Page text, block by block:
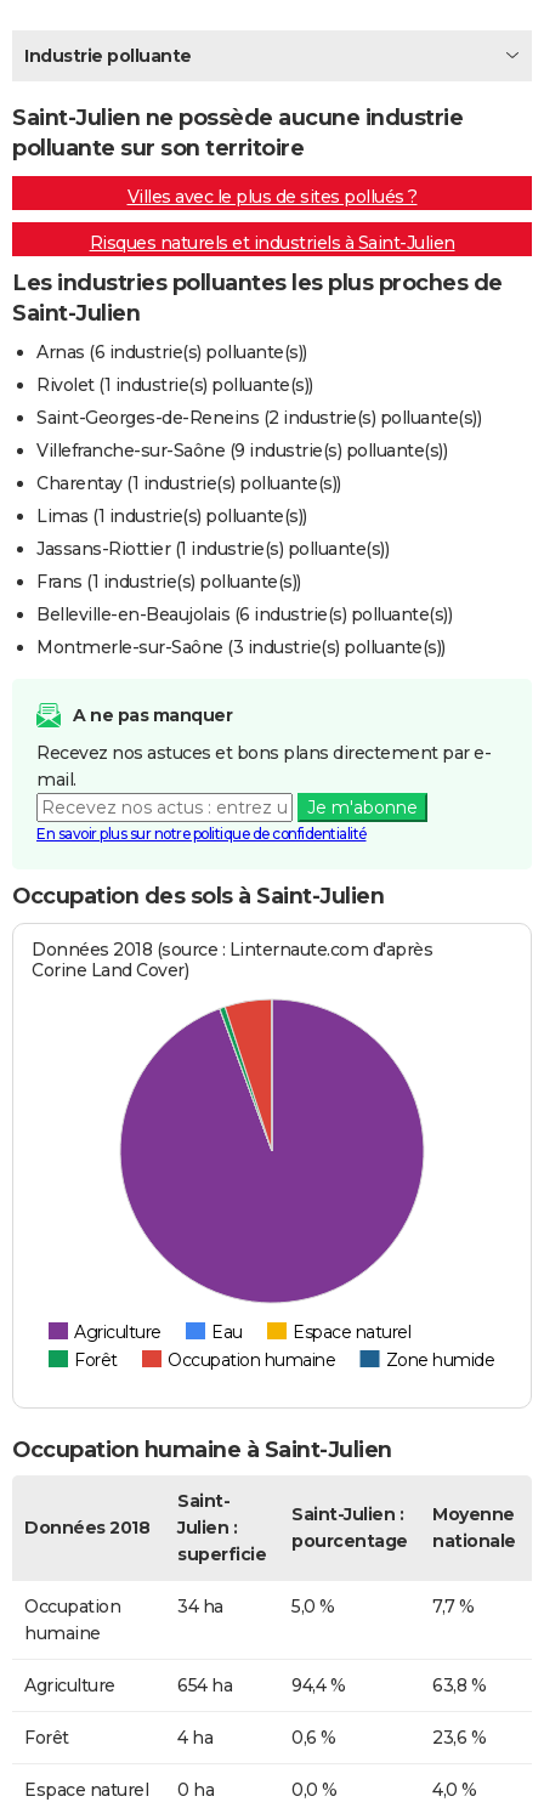
BONS PLANS
CARTE DE VOEUX
Carte de Noël
Carte Bonne année
Carte Saint-Valentin
Carte Pâques
Carte d'anniversaire
DICTIONNAIRE
Dictionnaire
Biographies
Citations
Expressions
Proverbes
PROGRAMME TV
COPAINS D'AVANT
Se connecter
Entreprises
Service militaire
Avis de recherche
AVIS DE DÉCÈS
FORUM
Industrie polluante
Saint-Julien ne possède aucune industrie
polluante sur son territoire
Villes avec le plus de sites pollués ?
Risques naturels et industriels à Saint-Julien
Les industries polluantes les plus proches de
Saint-Julien
Arnas (6 industrie(s) polluante(s))
Rivolet (1 industrie(s) polluante(s))
Saint-Georges-de-Reneins (2 industrie(s) polluante(s))
Villefranche-sur-Saône (9 industrie(s) polluante(s))
Charentay (1 industrie(s) polluante(s))
Limas (1 industrie(s) polluante(s))
Jassans-Riottier (1 industrie(s) polluante(s))
Frans (1 industrie(s) polluante(s))
Belleville-en-Beaujolais (6 industrie(s) polluante(s))
Montmerle-sur-Saône (3 industrie(s) polluante(s))
A ne pas manquer
Recevez nos astuces et bons plans directement par e-
mail.
Je m'abonne
En savoir plus sur notre politique de confidentialité
Occupation des sols à Saint-Julien
Données 2018 (source : Linternaute.com d'après
Corine Land Cover)
Agriculture Eau
Espace naturel
Forêt
Occupation humaine Zone humide
Occupation humaine à Saint-Julien
Données 2018
Saint-
Julien :
superficie
Saint-Julien :
pourcentage
Moyenne
nationale
Occupation
humaine
34 ha 5,0 % 7,7 %
Agriculture 654 ha 94,4 % 63,8 %
Forêt 4 ha 0,6 % 23,6 %
Espace naturel 0 ha 0,0 % 4,0 %